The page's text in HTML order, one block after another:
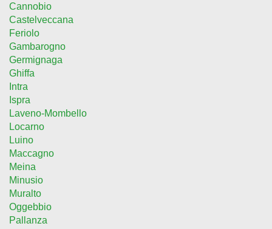
Cannobio
Castelveccana
Feriolo
Gambarogno
Germignaga
Ghiffa
Intra
Ispra
Laveno-Mombello
Locarno
Luino
Maccagno
Meina
Minusio
Muralto
Oggebbio
Pallanza